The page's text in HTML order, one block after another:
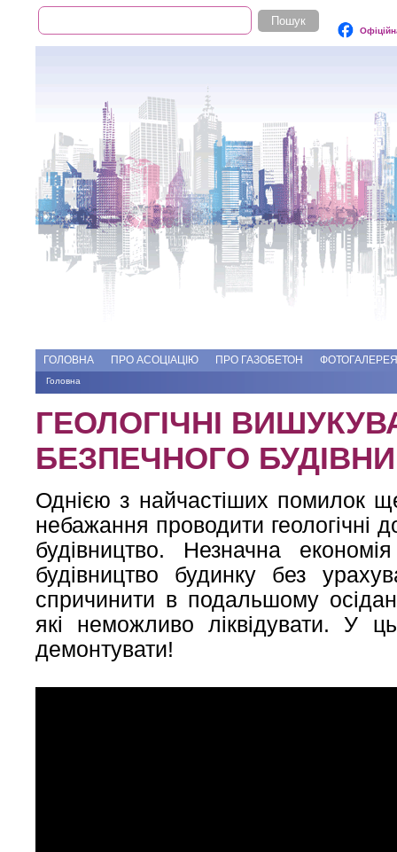
Пошукова форма
Пошук
ГОЛОВНА ПРО АСОЦІАЦІЮ ПРО ГАЗОБЕТОН ФОТОГАЛЕРЕЯ
Ви є тут
Головна
ГЕОЛОГІЧНІ
БЕЗПЕЧНОГО
Однією з найчастіших помилок
небажання проводити геологічні
будівництво. Незначна
будівництво будинку без
спричинити в подальшому
які неможливо ліквідувати. У
демонтувати!